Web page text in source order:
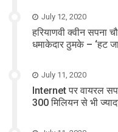
July 12, 2020
हरियाणवी क्वीन सपना
धमाकेदार ठुमके – ‘हट
July 11, 2020
Internet पर वायरल
300 मिलियन से भी